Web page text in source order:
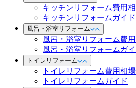
キッチンリフォーム費用
キッチンリフォームガイド
風呂・浴室リフォーム
風呂・浴室リフォーム費
風呂・浴室リフォームガ
トイレリフォーム
トイレリフォーム費用相場
トイレリフォームガイド